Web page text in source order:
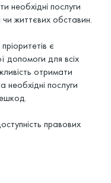
необхідні послуги
чи життєвих обставин.
є
допомоги для всіх
отримати
необхідні послуги
правових